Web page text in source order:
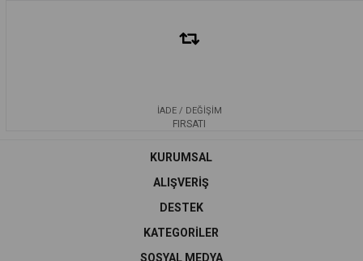
İADE / DEĞİŞİM
FIRSATI
KURUMSAL
ALIŞVERİŞ
DESTEK
KATEGORİLER
SOSYAL MEDYA